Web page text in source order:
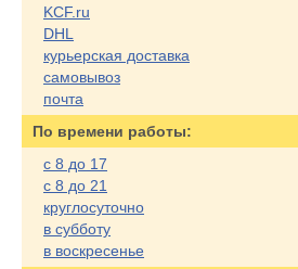
KCF.ru
DHL
курьерская доставка
самовывоз
почта
По времени работы:
с 8 до 17
с 8 до 21
круглосуточно
в субботу
в воскресенье